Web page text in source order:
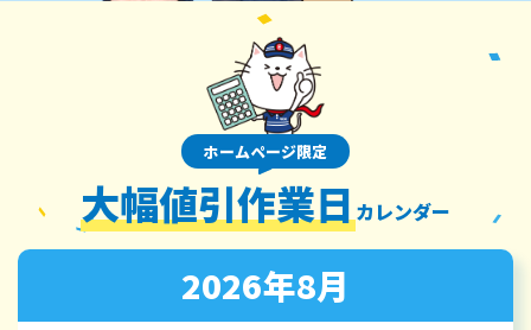
ホームページ限定
大幅値引作業日 カレンダー
2026年8月